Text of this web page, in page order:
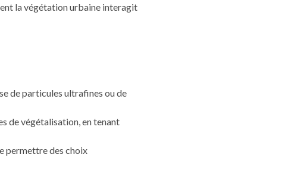
la végétation urbaine interagit
de particules ultrafines ou de
de végétalisation, en tenant
permettre des choix